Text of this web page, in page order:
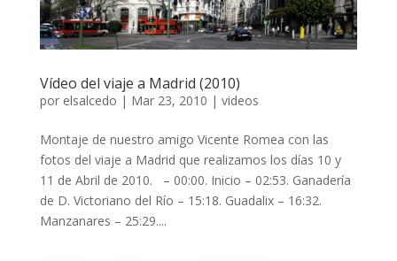
Vídeo del viaje a Madrid (2010)
por elsalcedo | Mar 23, 2010 | videos
Montaje de nuestro amigo Vicente Romea con las
fotos del viaje a Madrid que realizamos los días 10 y
11 de Abril de 2010. – 00:00. Inicio – 02:53. Ganadería
de D. Victoriano del Río – 15:18. Guadalix – 16:32.
Manzanares – 25:29....